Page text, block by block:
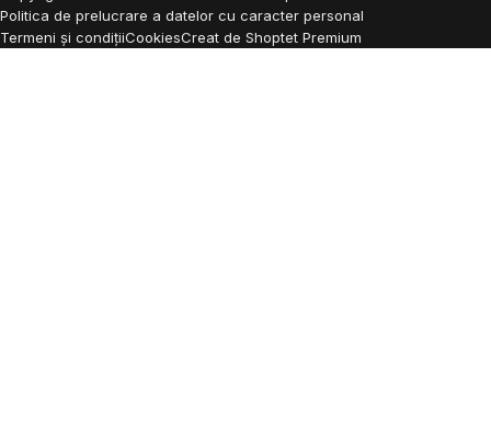
Politica de prelucrare a datelor cu caracter personal
Termeni și condițiiCookiesCreat de Shoptet Premium